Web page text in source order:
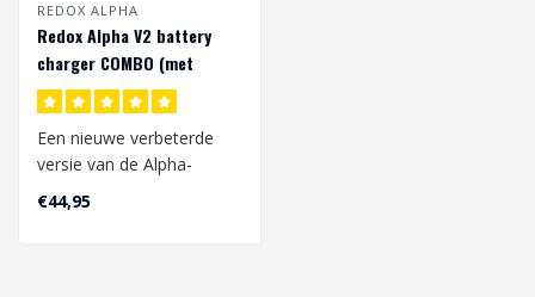
REDOX ALPHA
Redox Alpha V2 battery
charger COMBO (met
voeding)
Een nieuwe verbeterde
versie van de Alpha-
oplader van het populaire
Redox-bedrij..
€44,95